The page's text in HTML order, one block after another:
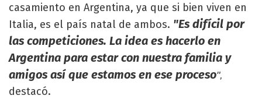
casamiento en Argentina, ya que si bien viven en
Italia, es el país natal de ambos. "Es difícil por
las competiciones. La idea es hacerlo en
Argentina para estar con nuestra familia y
amigos así que estamos en ese proceso",
destacó.